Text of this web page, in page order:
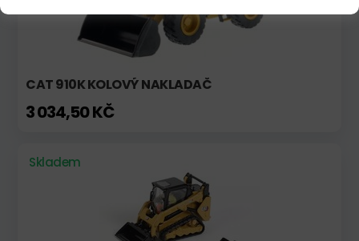
CAT 910K KOLOVÝ NAKLADAČ
3 034,50 KČ
Skladem